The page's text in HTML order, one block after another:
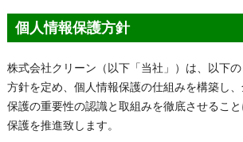
個人情報保護方針
株式会社クリーン（以下「当社」）は、以下
方針を定め、個人情報保護の仕組みを構築し
保護の重要性の認識と取組みを徹底させるこ
保護を推進致します。